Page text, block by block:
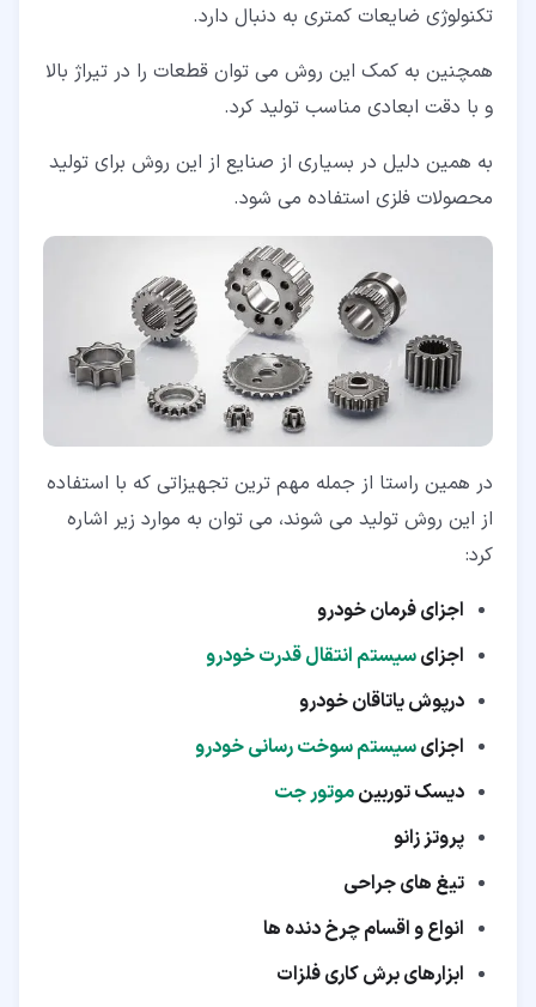
تکنولوژی ضایعات کمتری به دنبال دارد.
همچنین به کمک این روش می توان قطعات را در تیراژ بالا
و با دقت ابعادی مناسب تولید کرد.
به همین دلیل در بسیاری از صنایع از این روش برای تولید
محصولات فلزی استفاده می شود.
در همین راستا از جمله مهم ترین تجهیزاتی که با استفاده
از این روش تولید می شوند، می توان به موارد زیر اشاره
کرد:
اجزای فرمان خودرو
اجزایسیستم انتقال قدرت خودرو
درپوش یاتاقان خودرو
اجزایسیستم سوخت رسانی خودرو
دیسک توربینموتور جت
پروتز زانو
تیغ های جراحی
انواع و اقسام چرخ دنده ها
ابزارهای برش کاری فلزات